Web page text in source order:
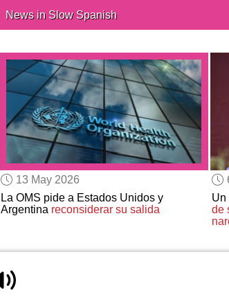
News in Slow Spanish
13 May 2026
La OMS pide a Estados Unidos y
Argentina reconsiderar su salida
Un
de